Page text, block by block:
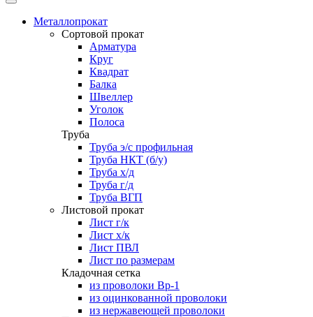
Toggle
navigationМеталлопрокат
Сортовой прокат
Арматура
Круг
Квадрат
Балка
Швеллер
Уголок
Полоса
Труба
Труба э/с профильная
Труба НКТ (б/у)
Труба х/д
Труба г/д
Труба ВГП
Листовой прокат
Лист г/к
Лист х/к
Лист ПВЛ
Лист по размерам
Кладочная сетка
из проволоки Вр-1
из оцинкованной проволоки
из нержавеющей проволоки